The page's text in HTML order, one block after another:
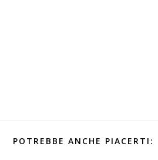
POTREBBE ANCHE PIACERTI: